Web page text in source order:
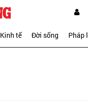
Kinh tế Đời sống Pháp